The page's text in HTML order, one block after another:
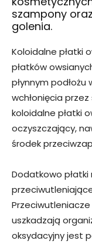
szampony
golenia.
Koloidalne płatki
płatków
płynnym podłożu
wchłonięcia
koloidalne płatki
oczyszczający,
środek
Dodatkowo
uszkadzają
oksydacyjny jest